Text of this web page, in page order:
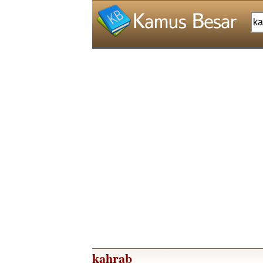
kahrab